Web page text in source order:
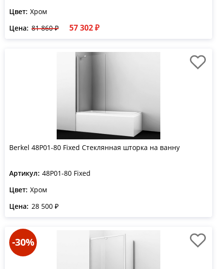
Цвет: Хром
Цена: 81 860 ₽ 57 302 ₽
Berkel 48P01-80 Fixed Стеклянная шторка на ванну
Артикул: 48P01-80 Fixed
Цвет: Хром
Цена: 28 500 ₽
-30%